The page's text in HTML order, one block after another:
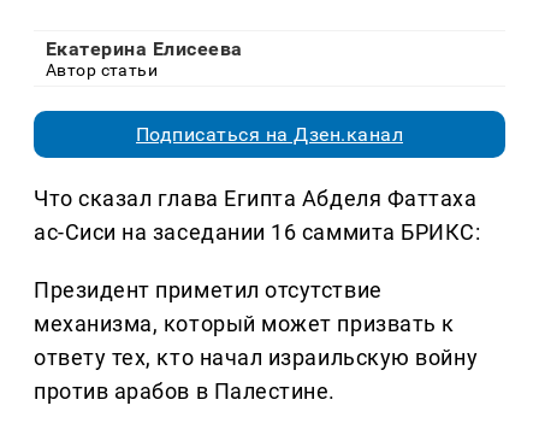
Екатерина Елисеева
Автор статьи
Подписаться на Дзен.канал
Что сказал глава Египта Абделя Фаттаха
ас-Сиси на заседании 16 саммита БРИКС:
Президент приметил отсутствие
механизма, который может призвать к
ответу тех, кто начал израильскую войну
против арабов в Палестине.